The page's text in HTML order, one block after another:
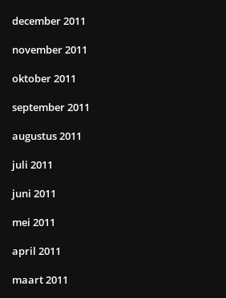
december 2011
november 2011
oktober 2011
september 2011
augustus 2011
juli 2011
juni 2011
mei 2011
april 2011
maart 2011